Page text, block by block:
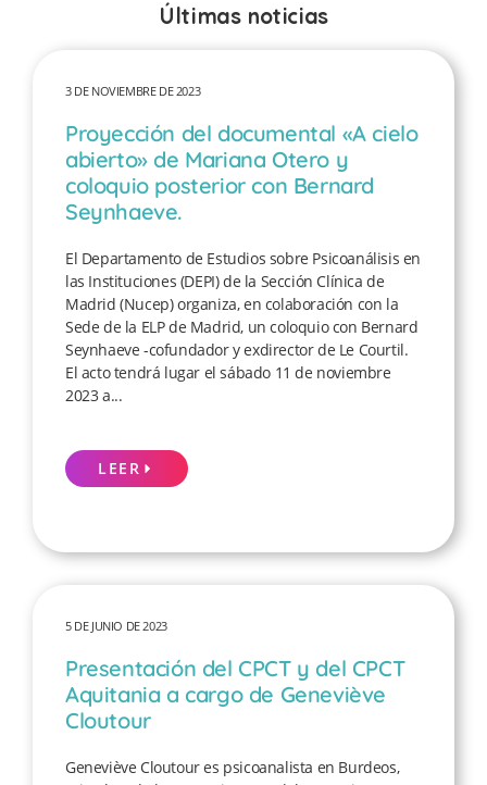
Últimas noticias
3 DE NOVIEMBRE DE 2023
Proyección del documental «A cielo
abierto» de Mariana Otero y
coloquio posterior con Bernard
Seynhaeve.
El Departamento de Estudios sobre Psicoanálisis en
las Instituciones (DEPI) de la Sección Clínica de
Madrid (Nucep) organiza, en colaboración con la
Sede de la ELP de Madrid, un coloquio con Bernard
Seynhaeve -cofundador y exdirector de Le Courtil.
El acto tendrá lugar el sábado 11 de noviembre
2023 a...
LEER
5 DE JUNIO DE 2023
Presentación del CPCT y del CPCT
Aquitania a cargo de Geneviève
Cloutour
Geneviève Cloutour es psicoanalista en Burdeos,